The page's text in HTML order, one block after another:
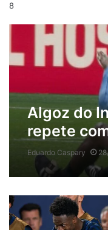
8
Algoz do
repete
Copa; veja
Eduardo Caspary